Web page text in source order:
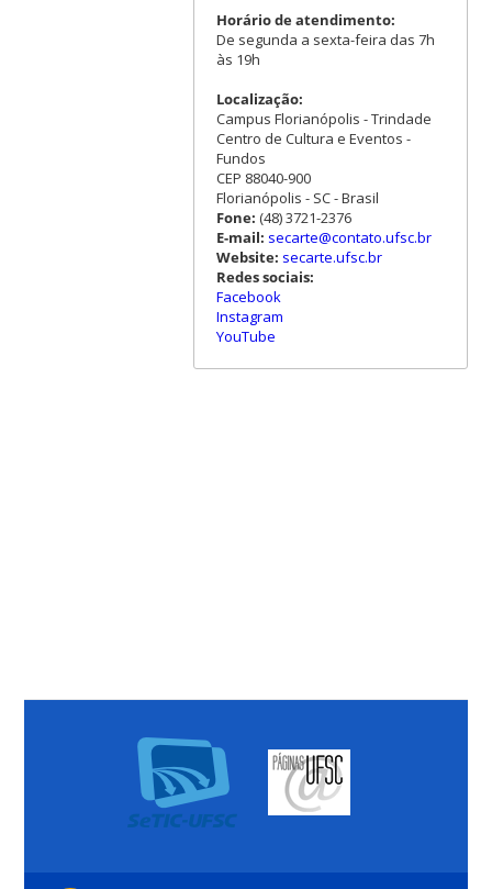
Horário de atendimento:
De segunda a sexta-feira das 7h
às 19h
Localização:
Campus Florianópolis - Trindade
Centro de Cultura e Eventos -
Fundos
CEP 88040-900
Florianópolis - SC - Brasil
Fone: (48) 3721-2376
E-mail: secarte@contato.ufsc.br
Website: secarte.ufsc.br
Redes sociais:
Facebook
Instagram
YouTube